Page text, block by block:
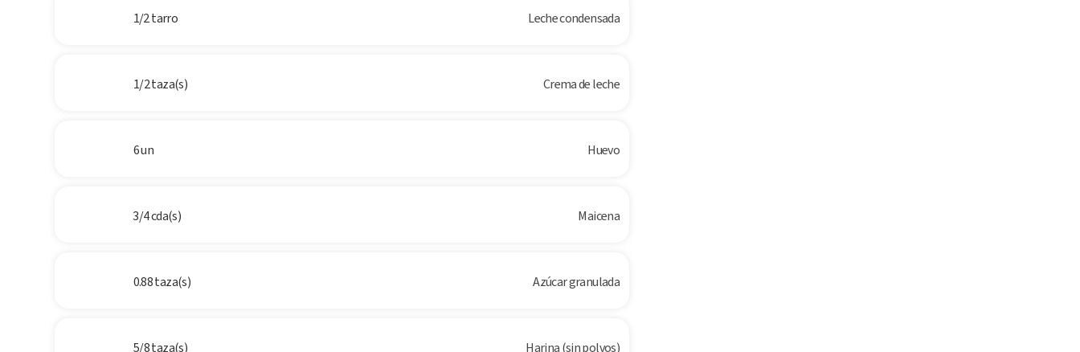
1/2 tarro Leche condensada
1/2 taza(s) Crema de leche
6 un Huevo
3/4 cda(s) Maicena
0.88 taza(s) Azúcar granulada
5/8 taza(s) Harina (sin polvos)